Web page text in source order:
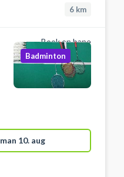
6 km
Book en bane
Badminton
man 10. aug